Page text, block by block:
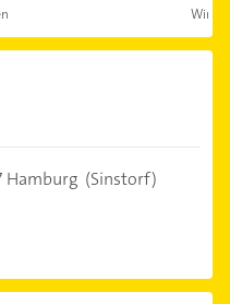
Hamburg (Sinstorf)